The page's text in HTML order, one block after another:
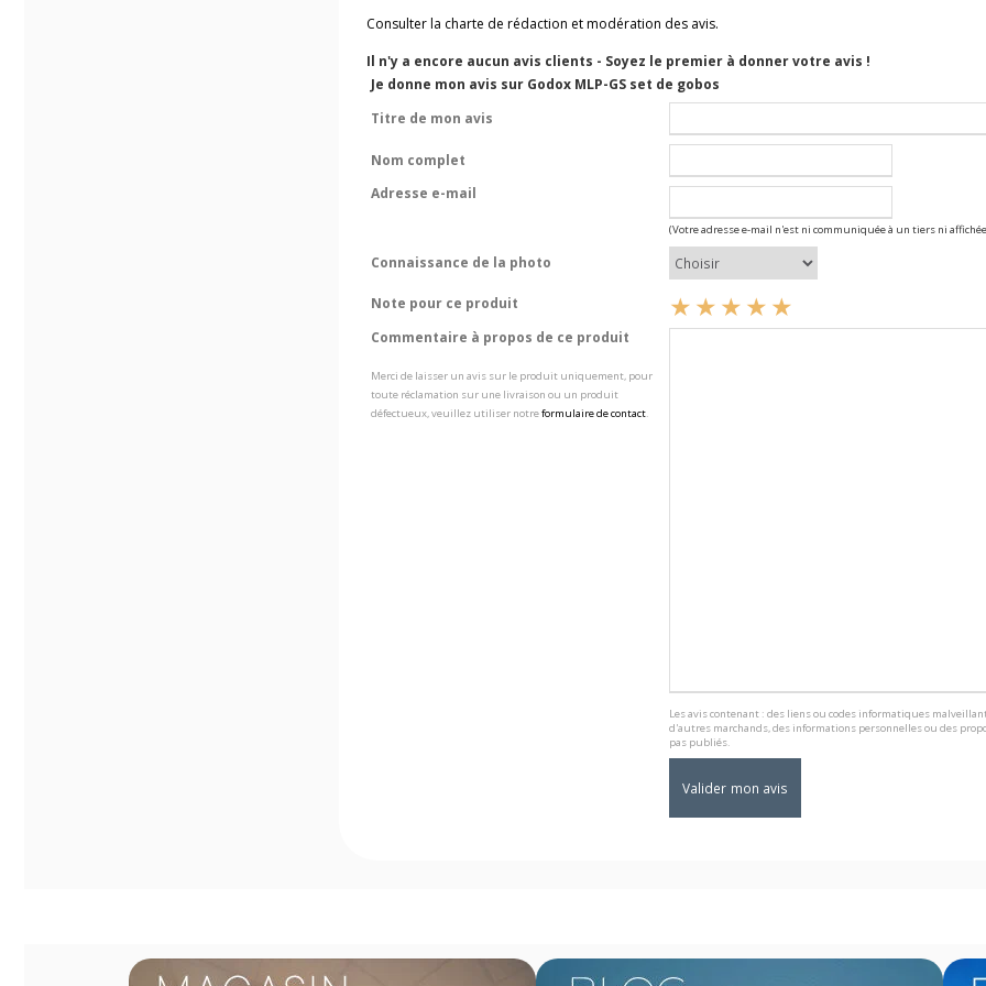
Consulter la charte de rédaction et modération des avis.
Il n'y a encore aucun avis clients - Soyez le premier à donner votre avis !
Je donne mon avis sur Godox MLP-GS set de gobos
Titre de mon avis
Nom complet
Adresse e-mail
(Votre adresse e-mail n'est ni communiquée à un tiers ni
Connaissance de la photo
Note pour ce produit
Commentaire à propos de ce produit
Merci de laisser un avis sur le produit uniquement, pour
toute réclamation sur une livraison ou un produit
défectueux, veuillez utiliser notreformulaire de contact.
Les avis contenant : des liens ou codes informatiques
d'autres marchands, des informations personnelles ou des
pas publiés.